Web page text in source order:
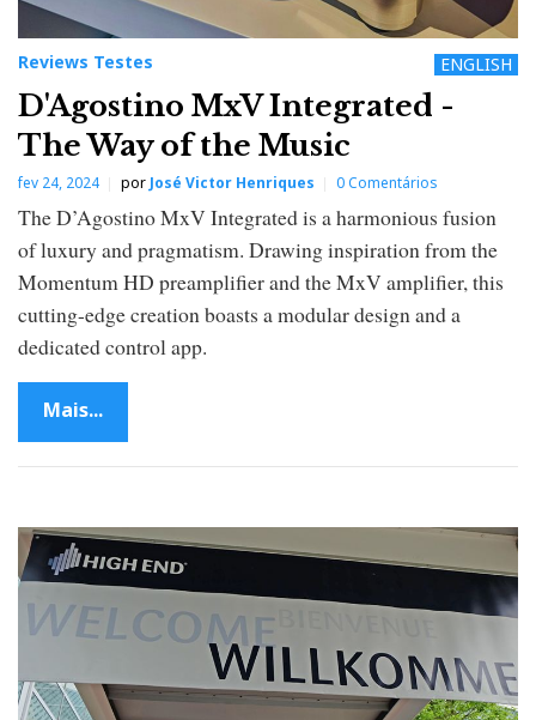
Reviews Testes ENGLISH
D'Agostino MxV Integrated -
The Way of the Music
fev 24, 2024 por José Victor Henriques 0 Comentários
The D’Agostino MxV Integrated is a harmonious fusion
of luxury and pragmatism. Drawing inspiration from the
Momentum HD preamplifier and the MxV amplifier, this
cutting-edge creation boasts a modular design and a
dedicated control app.
Mais...